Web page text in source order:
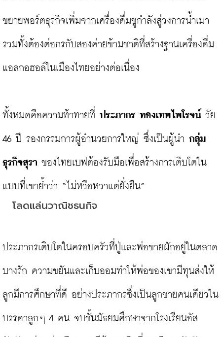
ขยายพอร์ตธุรกิจเพิ่มจากเครื่องดื่มชูกำลังสู่วงการน้ำเมา
รวมทั้งต้องต่อกรกับสองค่ายข้ามชาติที่สร้างฐานเครื่องดื่ม
แอลกอฮอล์ในเมืองไทยอย่างต่อเนื่อง
ทั้งหมดคือความท้าทายที่ ประภากร ทองเทพไพโรจน์ วัย
46 ปี รองกรรมการผู้อำนวยการใหญ่ ซึ่งเป็นผู้นำ กลุ่ม
ธุรกิจสุรา ของไทยเบฟต้องรับมือเพื่อสร้างการเติบโตใน
แบบที่เขาย้ำว่า “ไม่หวือหวาแต่ยั่งยืน”
โลดแล่นวาณิชธนกิจ
ประภากรเติบโตในครอบครัวที่ปู่และพ่อขายผักอยู่ในตลาด
บางรัก ความขยันและเก็บออมทำให้พ่อของเขามีทุนส่งให้
ลูกมีการศึกษาที่ดี อย่างประภากรซึ่งเป็นลูกชายคนเดียวใน
บรรดาลูกๆ 4 คน จบชั้นมัธยมศึกษาจากโรงเรียนอัส